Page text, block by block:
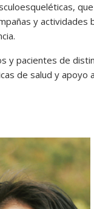
y actividades
y pacientes de
de salud y apoyo